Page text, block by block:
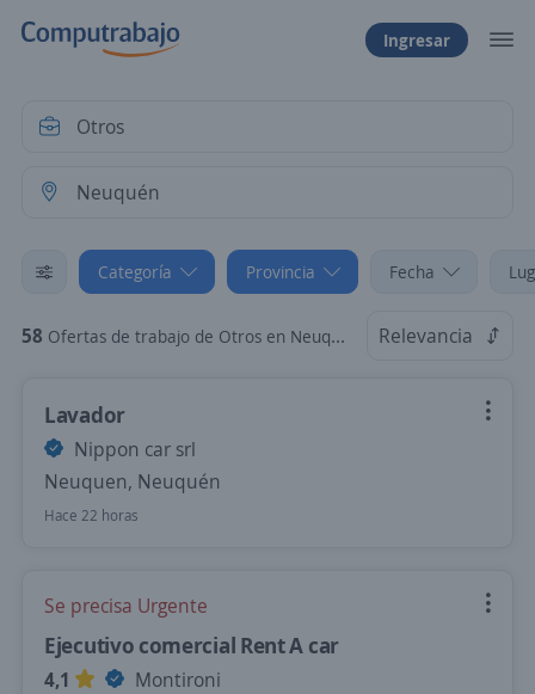
Ingresar
Categoría Provincia Fecha
58 Ofertas de trabajo de Otros en Neuquén Relevancia
Lavador
Nippon car srl
Neuquen, Neuquén
Hace 22 horas
Se precisa Urgente
Ejecutivo comercial Rent A car
4,1
Montironi